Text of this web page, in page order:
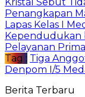
Penangkapan
Lapas Kelas I
Kependudukan
Pelayanan
Tag : Tiga
Denpom I/5
Berita Terbaru